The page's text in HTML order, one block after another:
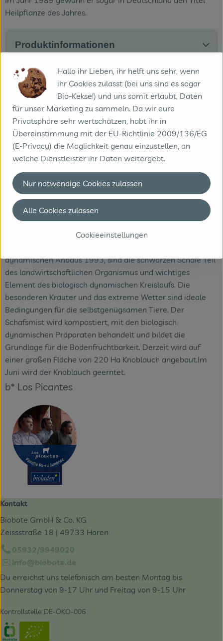
Heilpflanze des Jahres.
Produktinformationen
Herkunft
Hersteller: los picantes
Spanien
Die traditionelle familiengeführte Finca Entresendas liegt
in Carrascosa de Haro, einer kleinen Stadt in der Provinz
Cuenca. Der Demeter-Zertifizierte landwirtschaftliche
Betrieb bildet ein eigenständiges biologisch-dynamisches
Ökosystem. Neben den Weinbergen werden auch Gerste
und Hafer angebaut. Eine Besonderheit sind die Eichen-
Trüffel. Weideland für die Schafhaltung runden die
dynamischen Anbaus 1993, sind die schwarzen Schafe Teil
des landwirtschaftlichen Organismus und wichtiges
Element des biologisch dynamischen Kreislaufs. Die
besonderen Kräuter und das extreme Wetter sind ideale
Bedingungen für die selbstgenügsamen Tiere. Der
Schafsmist wird kompostiert, mit den biologisch
dynamischen Präparaten behandelt und bildet die
Grundlage für die Bodenfruchtbarkeit. Derzeit wird auf
einer großen Fläche von 220 Ha Knoblauch angebaut.Im
Juni wird der Knoblauch geerntet.
b* Los Picantes
Kontakt
Biobote GmbH & Co. KG
Zeissstraße 18 | 49733 Haren
05932/9949020
info@biobote.de
Du erreichst uns telefonisch am besten Montag bis
Donnerstag von 9-17 Uhr und Freitag von 9-15 Uhr
Kontrollstelle: DE-ÖKO-006
Externer Link zu https://www.oekokiste.de/
Hallo ihr Lieben, ihr helft uns sehr, wenn
ihr Cookies zulasst (bei uns sind es sogar
Bio-Kekse!) und uns somit erlaubt, Daten
für unser Marketing zu sammeln. Da wir eure
Privatsphäre sehr wertschätzen, habt ihr in
Übereinstimmung mit der EU-Richtlinie 2009/136/EG
(E-Privacy) die Möglichkeit genau einzustellen, an
welche Dienstleister ihr Daten weitergebt.
Cookieeinstellungen
Nur notwendige Cookies zulassen
Alle Cookies zulassen